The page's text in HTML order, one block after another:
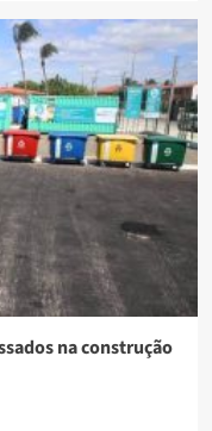
na construção